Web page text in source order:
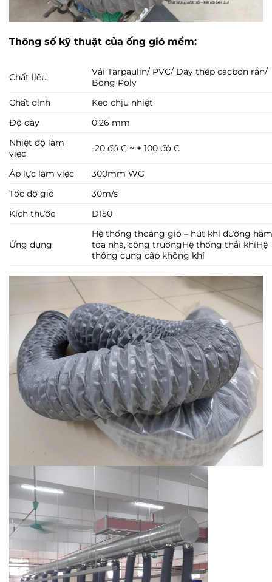
Thông số kỹ thuật của ống gió mềm:
Chất liệu
Vải Tarpaulin/ PVC/ Dây thép cacbon rắn/
Bông Poly
Chất dính
Keo chịu nhiệt
Độ dày
0.26 mm
Nhiệt độ làm
việc
-20 độ C ~ + 100 độ C
Áp lực làm việc
300mm WG
Tốc độ gió
30m/s
Kích thước
D150
Ứng dụng
Hệ thống thoáng gió – hút khí đường
tòa nhà, công trườngHệ thống thải khíHệ
thống cung cấp không khí